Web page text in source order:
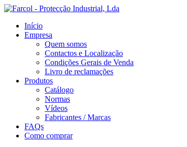
Início
Empresa
Quem somos
Contactos e Localização
Condições Gerais de Venda
Livro de reclamações
Produtos
Catálogo
Normas
Vídeos
Fabricantes / Marcas
FAQs
Como comprar